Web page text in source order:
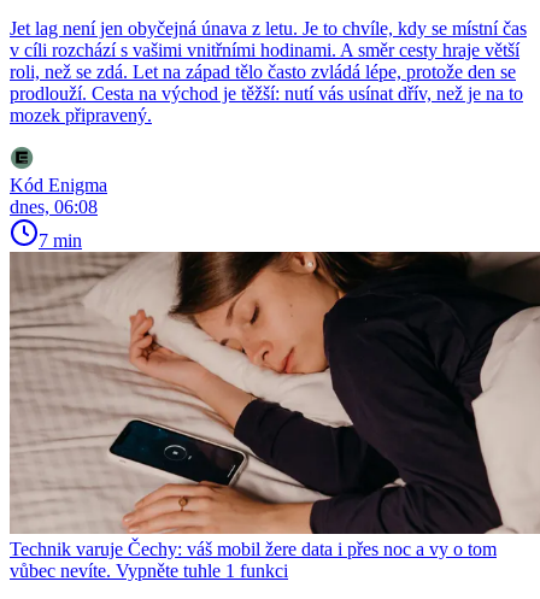
Jet lag není jen obyčejná únava z letu. Je to chvíle, kdy se místní čas
v cíli rozchází s vašimi vnitřními hodinami. A směr cesty hraje větší
roli, než se zdá. Let na západ tělo často zvládá lépe, protože den se
prodlouží. Cesta na východ je těžší: nutí vás usínat dřív, než je na to
mozek připravený.
Kód Enigma
dnes, 06:08
7 min
Technik varuje Čechy: váš mobil žere data i přes noc a vy o tom
vůbec nevíte. Vypněte tuhle 1 funkci